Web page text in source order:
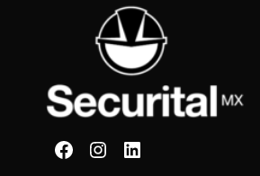
Securital en Facebook
Securital en Instagram
Securital en Linkedin